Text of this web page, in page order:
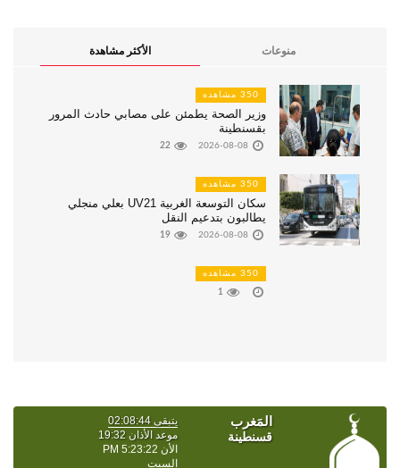
الأكثر مشاهدة منوعات
350 مشاهده
وزير الصحة يطمئن على مصابي حادث المرور
بقسنطينة
350 مشاهده
سكان التوسعة الغربية UV21 بعلي منجلي
يطالبون بتدعيم النقل
350 مشاهده